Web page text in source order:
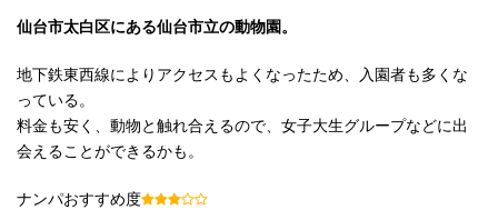
仙台市太白区にある仙台市立の動物園。
地下鉄東西線によりアクセスもよくなったため、入園者も多くな
っている。
料金も安く、動物と触れ合えるので、女子大生グループなどに出
会えることができるかも。
ナンパおすすめ度